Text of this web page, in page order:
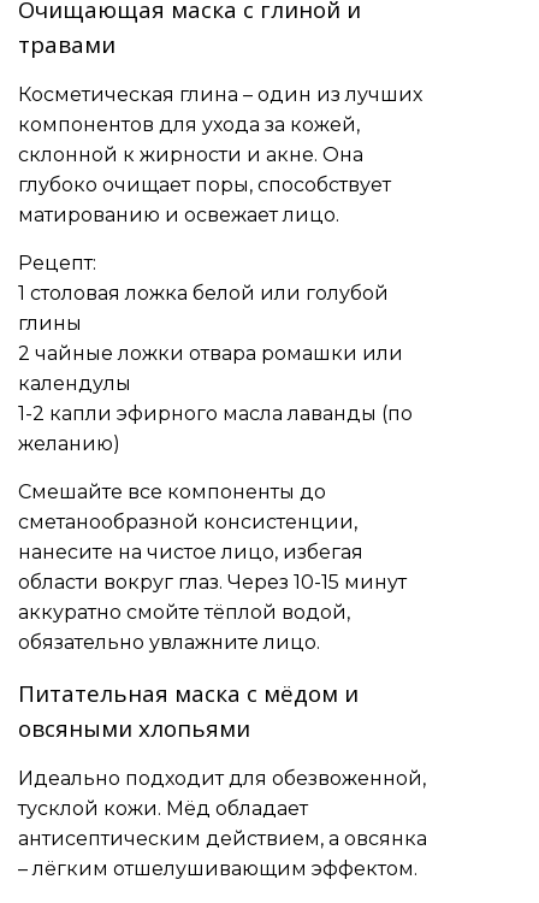
Очищающая маска с глиной и
травами
Косметическая глина – один из лучших
компонентов для ухода за кожей,
склонной к жирности и акне. Она
глубоко очищает поры, способствует
матированию и освежает лицо.
Рецепт:
1 столовая ложка белой или голубой
глины
2 чайные ложки отвара ромашки или
календулы
1-2 капли эфирного масла лаванды (по
желанию)
Смешайте все компоненты до
сметанообразной консистенции,
нанесите на чистое лицо, избегая
области вокруг глаз. Через 10-15 минут
аккуратно смойте тёплой водой,
обязательно увлажните лицо.
Питательная маска с мёдом и
овсяными хлопьями
Идеально подходит для обезвоженной,
тусклой кожи. Мёд обладает
антисептическим действием, а овсянка
– лёгким отшелушивающим эффектом.